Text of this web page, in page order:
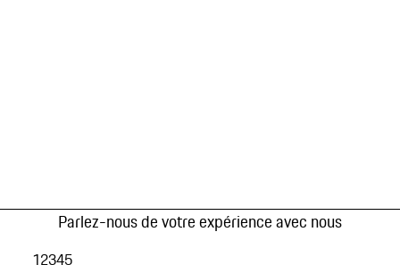
Parlez-nous de votre expérience avec nous
12345